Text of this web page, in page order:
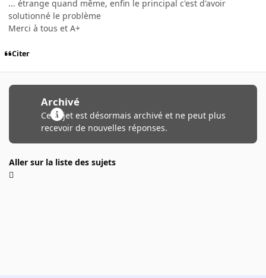
... étrange quand même, enfin le principal c'est d'avoir
solutionné le problème
Merci à tous et A+
Citer
Archivé
Ce sujet est désormais archivé et ne peut plus
recevoir de nouvelles réponses.
Aller sur la liste des sujets